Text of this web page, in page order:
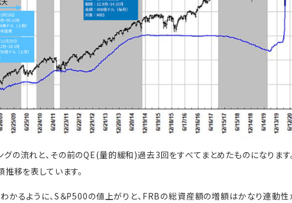
グの流れと、その前のQE(量的緩和)過去3回をすべてまとめたものになりま
移を表しています。
わかるように、S＆P500の値上がりと、FRBの総資産額の増額はかなり連動性